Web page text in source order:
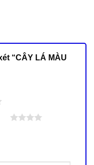
“CÂY LÁ MÀU